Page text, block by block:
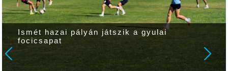
Ismét hazai pályán játszik a gyulai
focicsapat